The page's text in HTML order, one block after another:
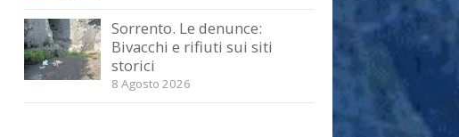
Sorrento. Le denunce:
Bivacchi e rifiuti sui siti
storici
8 Agosto 2026